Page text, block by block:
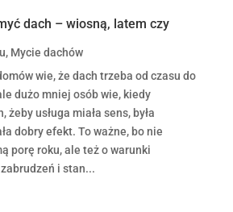
dach – wiosną, latem czy
, Mycie dachów
wie, że dach trzeba od czasu do
dużo mniej osób wie, kiedy
usługa miała sens, była
dobry efekt. To ważne, bo nie
porę roku, ale też o warunki
i stan...